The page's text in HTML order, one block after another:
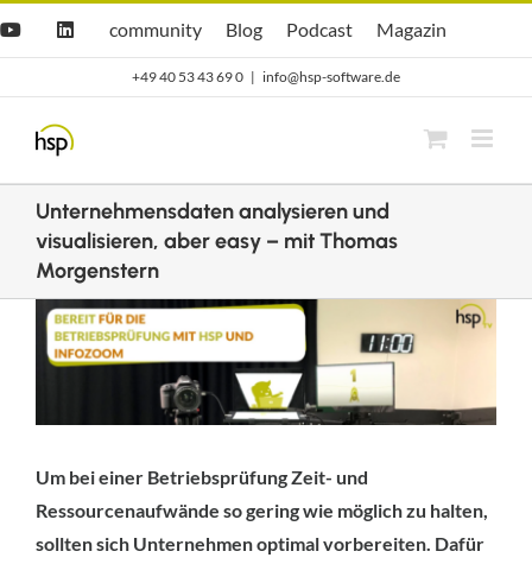
YouTubeLinkedIn
Hsp
community
community
hsp
Blog
Blog Opti.Cast
Podcast Opti.Mag
Magazin
+49 40 53 43 69 0 | info@hsp-software.de
Unternehmensdaten analysieren und
visualisieren, aber easy – mit Thomas
Morgenstern
Zeige
grösseres
Um bei einer Betriebsprüfung Zeit- und
Ressourcenaufwände so gering wie möglich zu halten,
sollten sich Unternehmen optimal vorbereiten. Dafür